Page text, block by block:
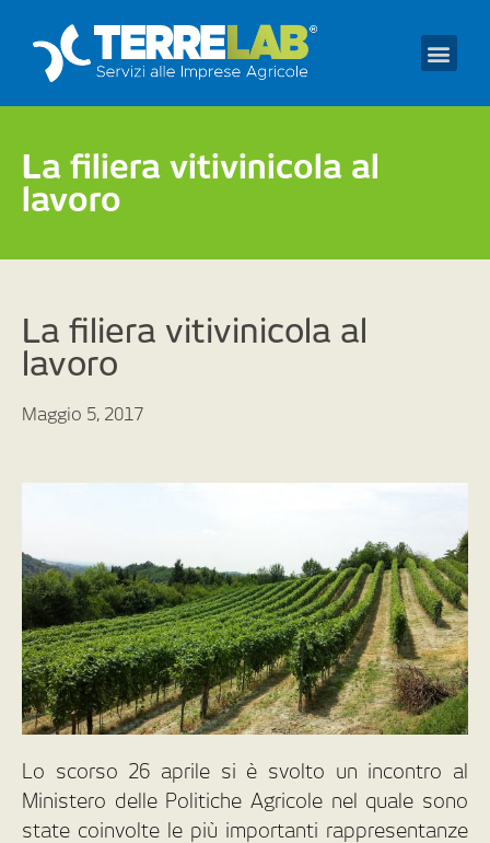
La filiera vitivinicola al
lavoro
La filiera vitivinicola al
lavoro
Maggio 5, 2017
Lo scorso 26 aprile si è svolto un incontro al
Ministero delle Politiche Agricole nel quale sono
state coinvolte le più importanti rappresentanze